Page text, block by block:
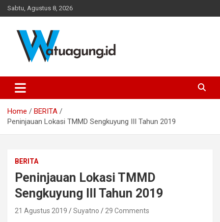
Skip
to
Sabtu, Agustus 8, 2026
Watuagung.ID
Banyumas, Jawa Tengah
Home
BERITA
Peninjauan Lokasi TMMD Sengkuyung III Tahun 2019
BERITA
Peninjauan Lokasi TMMD
Sengkuyung III Tahun 2019
21 Agustus 2019 Suyatno 29 Comments